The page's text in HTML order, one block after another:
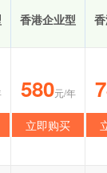
香港企业型
580元/年
立即购买